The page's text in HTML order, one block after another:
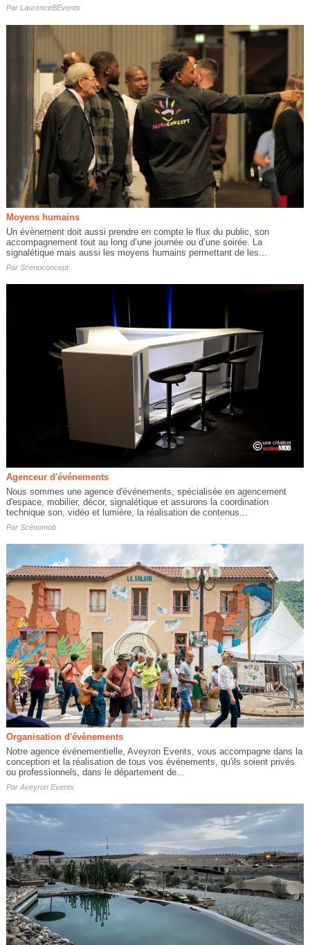
Par LaurenceBEvents
Moyens humains
Un évènement doit aussi prendre en compte le flux du public, son
accompagnement tout au long d’une journée ou d’une soirée. La
signalétique mais aussi les moyens humains permettant de les...
Par Scenoconcept
Agenceur d'événements
Nous sommes une agence d'événements, spécialisée en agencement
d'espace, mobilier, décor, signalétique et assurons la coordination
technique son, vidéo et lumière, la réalisation de contenus...
Par Scénomob
Organisation d'évènements
Notre agence événementielle, Aveyron Events, vous accompagne dans la
conception et la réalisation de tous vos événements, qu'ils soient privés
ou professionnels, dans le département de...
Par Aveyron Events